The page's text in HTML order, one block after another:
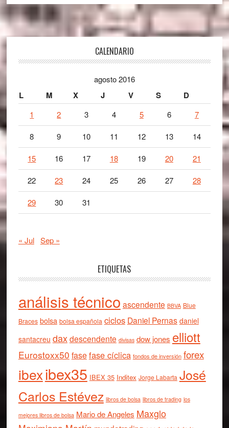
CALENDARIO
agosto 2016
L M X J V S D
1 2 3 4 5 6 7
8 9 10 11 12 13 14
15 16 17 18 19 20 21
22 23 24 25 26 27 28
29 30 31
« Jul Sep »
ETIQUETAS
análisis técnico ascendente BBVA Blue
Braces bolsa bolsa española ciclos Daniel Pernas daniel
santacreu daxdescendente divisas dow jones elliott
Eurostoxx50 fasefase cíclica fondos de inversión forex
ibexibex35 IBEX 35 Inditex Jorge Labarta José
Carlos Estévez libros de bolsa libros de trading los
mejores libros de bolsa Mario de Angeles Maxglo